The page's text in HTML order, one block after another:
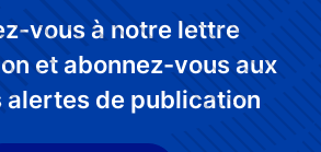
vous à notre lettre
et abonnez-vous aux
alertes de publication